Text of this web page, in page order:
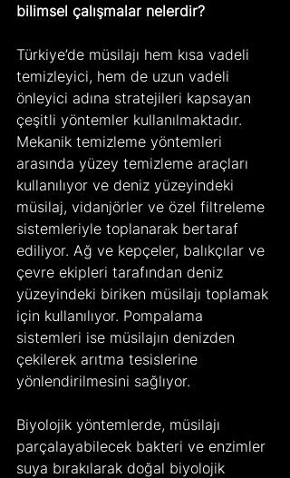
bilimsel çalışmalar nelerdir?
Türkiye’de müsilajı hem kısa vadeli
temizleyici, hem de uzun vadeli
önleyici adına stratejileri kapsayan
çeşitli yöntemler kullanılmaktadır.
Mekanik temizleme yöntemleri
arasında yüzey temizleme araçları
kullanılıyor ve deniz yüzeyindeki
müsilaj, vidanjörler ve özel filtreleme
sistemleriyle toplanarak bertaraf
ediliyor. Ağ ve kepçeler, balıkçılar ve
çevre ekipleri tarafından deniz
yüzeyindeki biriken müsilajı toplamak
için kullanılıyor. Pompalama
sistemleri ise müsilajın denizden
çekilerek arıtma tesislerine
yönlendirilmesini sağlıyor.
Biyolojik yöntemlerde, müsilajı
parçalayabilecek bakteri ve enzimler
suya bırakılarak doğal biyolojik